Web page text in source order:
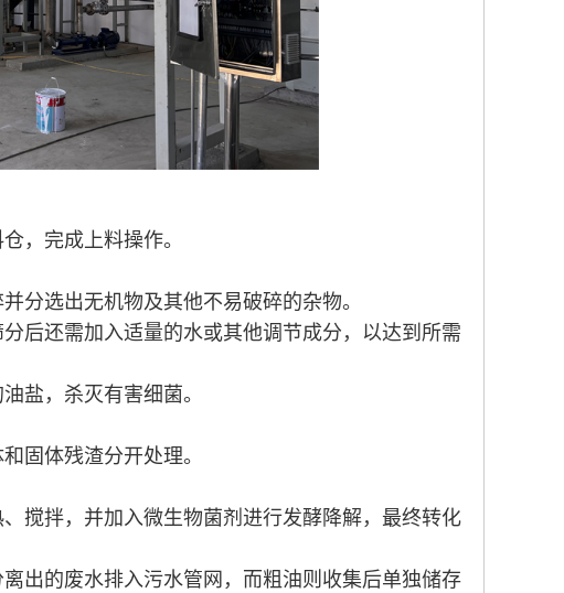
，完成上料操作。
分选出无机物及其他不易破碎的杂物。
后还需加入适量的水或其他调节成分，以达到所需
盐，杀灭有害细菌。
固体残渣分开处理。
搅拌，并加入微生物菌剂进行发酵降解，最终转化
出的废水排入污水管网，而粗油则收集后单独储存